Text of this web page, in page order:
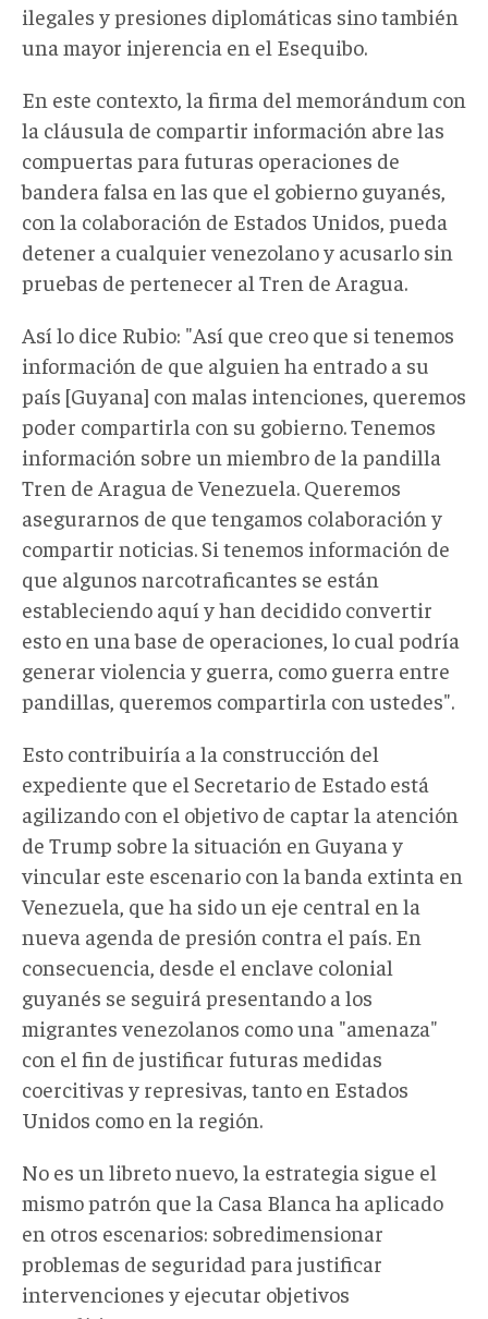
ilegales y presiones diplomáticas sino también
una mayor injerencia en el Esequibo.
En este contexto, la firma del memorándum con
la cláusula de compartir información abre las
compuertas para futuras operaciones de
bandera falsa en las que el gobierno guyanés,
con la colaboración de Estados Unidos, pueda
detener a cualquier venezolano y acusarlo sin
pruebas de pertenecer al Tren de Aragua.
Así lo dice Rubio: "Así que creo que si tenemos
información de que alguien ha entrado a su
país [Guyana] con malas intenciones, queremos
poder compartirla con su gobierno.Tenemos
información sobre un miembro de la pandilla
Tren de Aragua de Venezuela. Queremos
asegurarnos de que tengamos colaboración y
compartir noticias. Si tenemos información de
que algunos narcotraficantes se están
estableciendo aquí y han decidido convertir
esto en una base de operaciones, lo cual podría
generar violencia y guerra, como guerra entre
pandillas, queremos compartirla con ustedes".
Esto contribuiría a la construcción del
expediente que el Secretario de Estado está
agilizando con el objetivo de captar la atención
de Trump sobre la situación en Guyana y
vincular este escenario con la banda extinta en
Venezuela, que ha sido un eje central en la
nueva agenda de presión contra el país. En
consecuencia, desde el enclave colonial
guyanés se seguirá presentando a los
migrantes venezolanos como una "amenaza"
con el fin de justificar futuras medidas
coercitivas y represivas, tanto en Estados
Unidos como en la región.
No es un libreto nuevo , la estrategia sigue el
mismo patrón que la Casa Blanca ha aplicado
en otros escenarios: sobredimensionar
problemas de seguridad para justificar
intervenciones y ejecutar objetivos